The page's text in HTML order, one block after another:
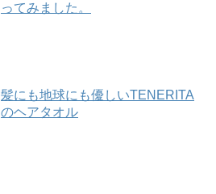
ってみました。
髪にも地球にも優しいTENERITA
のヘアタオル